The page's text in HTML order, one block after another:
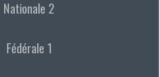
Nationale 2
Fédérale 1